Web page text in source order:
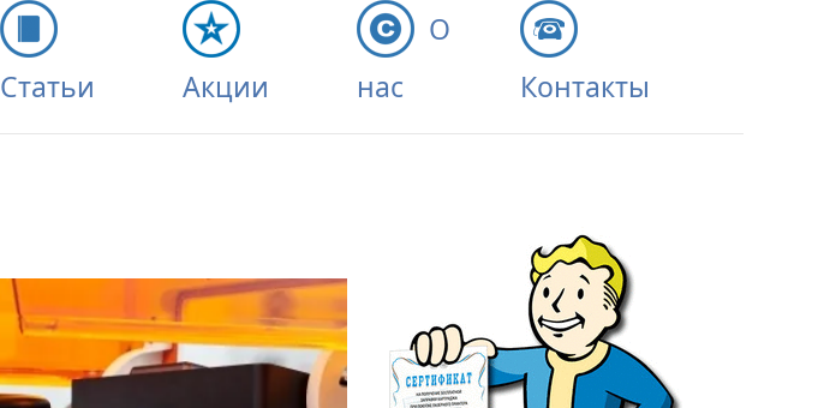
Статьи Акции
О
нас
Контакты